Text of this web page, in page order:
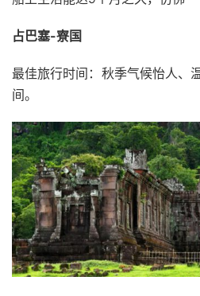
占巴塞-寮国
最佳旅行时间：秋季气候怡人、
间。